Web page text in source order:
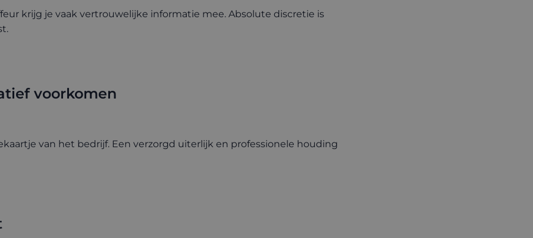
krijg je vaak vertrouwelijke informatie mee. Absolute discretie is
voorkomen
van het bedrijf. Een verzorgd uiterlijk en professionele houding